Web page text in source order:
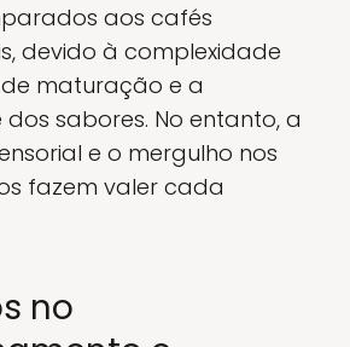
aos cafés
devido à complexidade
maturação e a
dos sabores. No entanto, a
e o mergulho nos
fazem valer cada
no